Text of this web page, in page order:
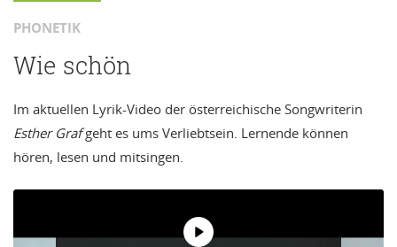
PHONETIK
Wie schön
Im aktuellen Lyrik-Video der österreichische Songwriterin
Esther Grafgeht es ums Verliebtsein. Lernende können
hören, lesen und mitsingen.